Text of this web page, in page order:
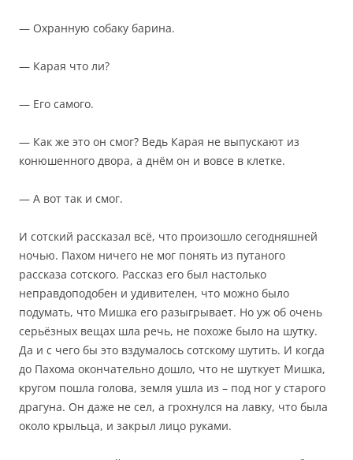
— Охранную собаку барина.
— Карая что ли?
— Его самого.
— Как же это он смог? Ведь Карая не выпускают из
конюшенного двора, а днём он и вовсе в клетке.
— А вот так и смог.
И сотский рассказал всё, что произошло сегодняшней
ночью. Пахом ничего не мог понять из путаного
рассказа сотского. Рассказ его был настолько
неправдоподобен и удивителен, что можно было
подумать, что Мишка его разыгрывает. Но уж об очень
серьёзных вещах шла речь, не похоже было на шутку.
Да и с чего бы это вздумалось сотскому шутить. И когда
до Пахома окончательно дошло, что не шуткует Мишка,
кругом пошла голова, земля ушла из – под ног у старого
драгуна. Он даже не сел, а грохнулся на лавку, что была
около крыльца, и закрыл лицо руками.